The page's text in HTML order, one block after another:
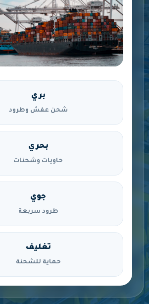
بري
شحن عفش وطرود
بحري
حاويات وشحنات
جوي
طرود سريعة
تغليف
حماية للشحنة